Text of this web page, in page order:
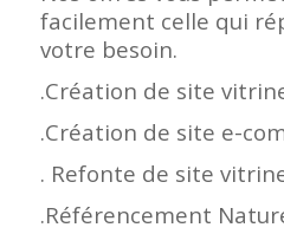
facilement celle qui
votre besoin.
.Création de site
.Création de site e-
. Refonte de site
.Référencement